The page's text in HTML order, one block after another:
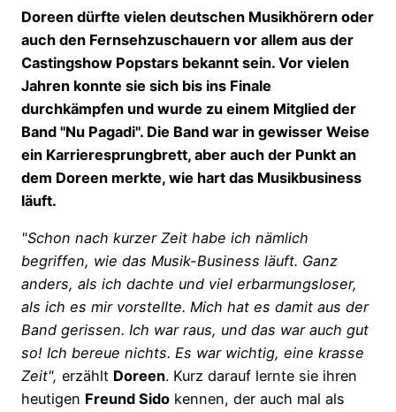
Doreen dürfte vielen deutschen Musikhörern oder
auch den Fernsehzuschauern vor allem aus der
Castingshow Popstars bekannt sein. Vor vielen
Jahren konnte sie sich bis ins Finale
durchkämpfen und wurde zu einem Mitglied der
Band "Nu Pagadi". Die Band war in gewisser Weise
ein Karrieresprungbrett, aber auch der Punkt an
dem Doreen merkte, wie hart das Musikbusiness
läuft.
"Schon nach kurzer Zeit habe ich nämlich
begriffen, wie das Musik-Business läuft. Ganz
anders, als ich dachte und viel erbarmungsloser,
als ich es mir vorstellte. Mich hat es damit aus der
Band gerissen. Ich war raus, und das war auch gut
so! Ich bereue nichts. Es war wichtig, eine krasse
Zeit", erzählt Doreen. Kurz darauf lernte sie ihren
heutigen Freund Sido kennen, der auch mal als